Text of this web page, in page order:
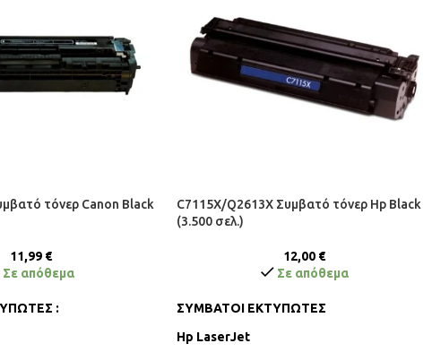
τόνερ Canon Black
11,99 €
Σε απόθεμα
:
C7115X/Q2613X Συμβατό τόνερ Hp Black
(3.500 σελ.)
12,00 €
Σε απόθεμα
ΣΥΜΒΑΤΟΙ ΕΚΤΥΠΩΤΕΣ
Hp LaserJet